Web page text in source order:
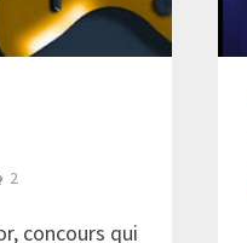
2
concours qui